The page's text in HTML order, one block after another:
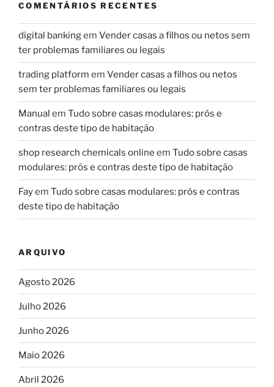
COMENTÁRIOS RECENTES
digital bankingem Vender casas a filhos ou netos sem
ter problemas familiares ou legais
trading platform em Vender casas a filhos ou netos
sem ter problemas familiares ou legais
Manual em Tudo sobre casas modulares: prós e
contras deste tipo de habitação
shop research chemicals online em Tudo sobre casas
modulares: prós e contras deste tipo de habitação
Fayem Tudo sobre casas modulares: prós e contras
deste tipo de habitação
ARQUIVO
Agosto 2026
Julho 2026
Junho 2026
Maio 2026
Abril 2026